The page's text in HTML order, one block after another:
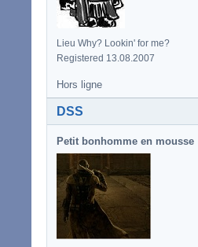
Lieu Why? Lookin' for me?
Registered 13.08.2007
Hors ligne
DSS
Petit bonhomme en mousse